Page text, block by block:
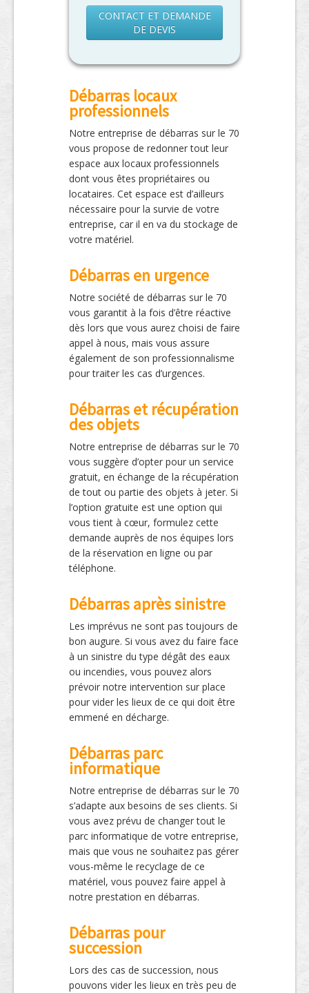
CONTACT ET DEMANDE
DE DEVIS
Débarras locaux
professionnels
Notre entreprise de débarras sur le 70
vous propose de redonner tout leur
espace aux locaux professionnels
dont vous êtes propriétaires ou
locataires. Cet espace est d’ailleurs
nécessaire pour la survie de votre
entreprise, car il en va du stockage de
votre matériel.
Débarras en urgence
Notre société de débarras sur le 70
vous garantit à la fois d’être réactive
dès lors que vous aurez choisi de faire
appel à nous, mais vous assure
également de son professionnalisme
pour traiter les cas d’urgences.
Débarras et récupération
des objets
Notre entreprise de débarras sur le 70
vous suggère d’opter pour un service
gratuit, en échange de la récupération
de tout ou partie des objets à jeter. Si
l’option gratuite est une option qui
vous tient à cœur, formulez cette
demande auprès de nos équipes lors
de la réservation en ligne ou par
téléphone.
Débarras après sinistre
Les imprévus ne sont pas toujours de
bon augure. Si vous avez du faire face
à un sinistre du type dégât des eaux
ou incendies, vous pouvez alors
prévoir notre intervention sur place
pour vider les lieux de ce qui doit être
emmené en décharge.
Débarras parc
informatique
Notre entreprise de débarras sur le 70
s’adapte aux besoins de ses clients. Si
vous avez prévu de changer tout le
parc informatique de votre entreprise,
mais que vous ne souhaitez pas gérer
vous-même le recyclage de ce
matériel, vous pouvez faire appel à
notre prestation en débarras.
Débarras pour
succession
Lors des cas de succession, nous
pouvons vider les lieux en très peu de